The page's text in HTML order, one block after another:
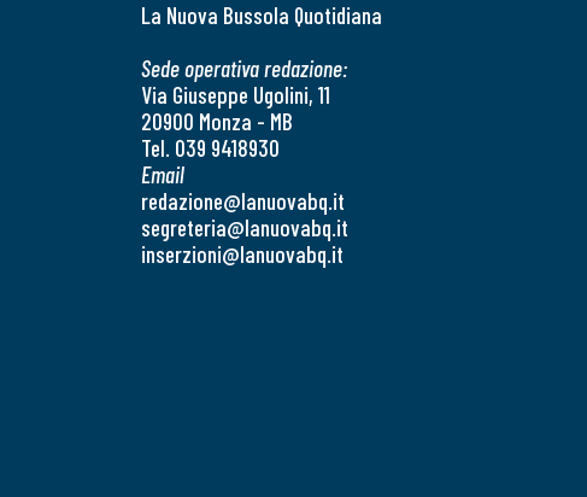
La Nuova Bussola Quotidiana
Sede operativa redazione:
Via Giuseppe Ugolini, 11
20900 Monza - MB
Tel. 039 9418930
Email
redazione@lanuovabq.it
segreteria@lanuovabq.it
inserzioni@lanuovabq.it